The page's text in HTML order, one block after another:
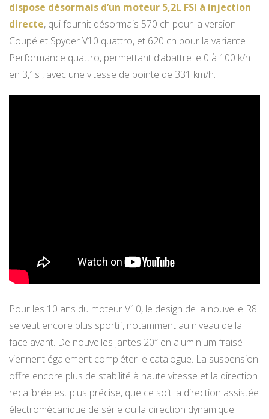
dispose désormais d’un moteur 5,2L FSI à injection
directe, qui fournit désormais 570 ch pour la version
Coupé et Spyder V10 quattro, et 620 ch pour la variante
Performance quattro, permettant d’abattre le 0 à 100 k/h
en 3,1s , avec une vitesse de pointe de 331 km/h.
Pour les 10 ans du moteur V10, le design de la nouvelle R8
se veut encore plus sportif, notamment au niveau de la
face avant. De nouvelles jantes 20″ en aluminium fraisé
viennent également compléter le catalogue. La suspension
offre encore plus de stabilité à haute vitesse et la direction
recalibrée est plus précise, que ce soit la direction assistée
électromécanique de série ou la direction dynamique